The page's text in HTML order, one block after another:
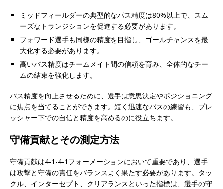
ミッドフィールダーの典型的なパス精度は80%以上で、スム
ーズなトランジションを促進する必要があります。
フォワード選手も同様の精度を目指し、ゴールチャンスを最
大化する必要があります。
高いパス精度はチームメイト間の信頼を育み、全体的なチー
ムの結束を強化します。
パス精度を向上させるために、選手は意思決定やポジショニング
に焦点を当てることができます。短く迅速なパスの練習も、プレ
ッシャー下での自信と精度を高めるのに役立ちます。
守備貢献とその測定方法
守備貢献は4-1-4-1フォーメーションにおいて重要であり、選手
は攻撃と守備の責任をバランスよく果たす必要があります。タッ
クル、インターセプト、クリアランスといった指標は、選手の守